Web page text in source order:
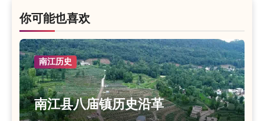
你可能也喜欢
南江历史
南江县八庙镇历史沿革